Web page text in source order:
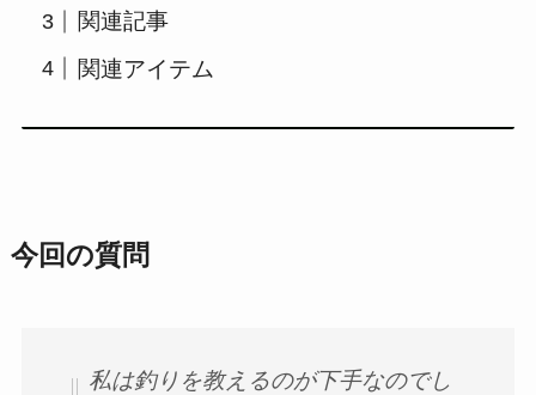
関連記事
関連アイテム
今回の質問
私は釣りを教えるのが下手なのでし